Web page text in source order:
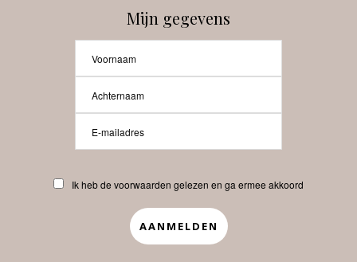
Beauty-Pro.nl
Abonneren Contact
APP
Mijn gegevens
Ik heb de voorwaarden gelezen en ga ermee akkoord